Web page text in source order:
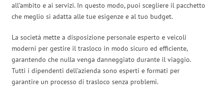
all’ambito e ai servizi. In questo modo, puoi scegliere il pacchetto
che meglio si adatta alle tue esigenze e al tuo budget.
La società mette a disposizione personale esperto e veicoli
moderni per gestire il trasloco in modo sicuro ed efficiente,
garantendo che nulla venga danneggiato durante il viaggio.
Tutti i dipendenti dell’azienda sono esperti e formati per
garantire un processo di trasloco senza problemi.